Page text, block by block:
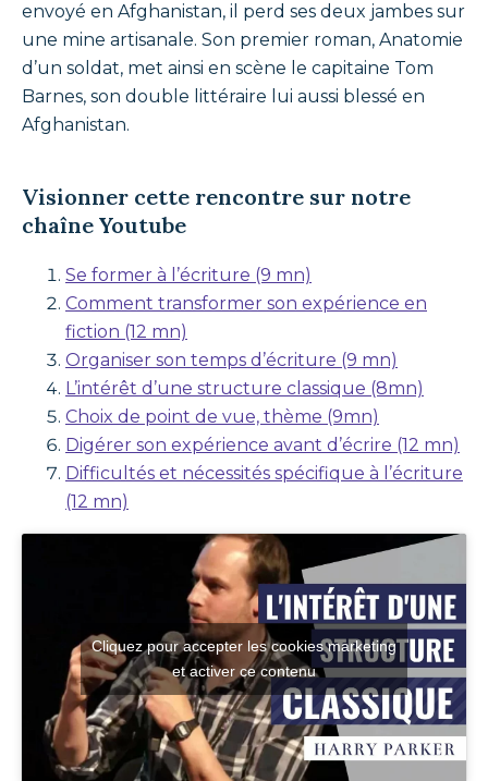
envoyé en Afghanistan, il perd ses deux jambes sur
une mine artisanale. Son premier roman, Anatomie
d’un soldat, met ainsi en scène le capitaine Tom
Barnes, son double littéraire lui aussi blessé en
Afghanistan.
Visionner cette rencontre sur notre
chaîne Youtube
Se former à l’écriture (9 mn)
Comment transformer son expérience en
fiction (12 mn)
Organiser son temps d’écriture (9 mn)
L’intérêt d’une structure classique (8mn)
Choix de point de vue, thème (9mn)
Digérer son expérience avant d’écrire (12 mn)
Difficultés et nécessités spécifique à l’écriture
(12 mn)
Cliquez pour accepter les cookies marketing
et activer ce contenu